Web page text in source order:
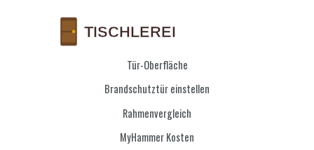
Tür-Oberfläche
Brandschutztür einstellen
Rahmenvergleich
MyHammer Kosten